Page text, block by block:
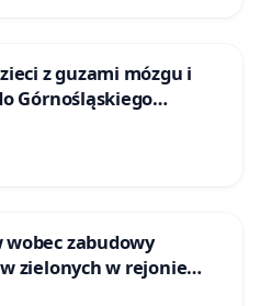
z guzami mózgu i
Górnośląskiego
w Katowicach
wobec zabudowy
zielonych w rejonie
Bielsku-Białej